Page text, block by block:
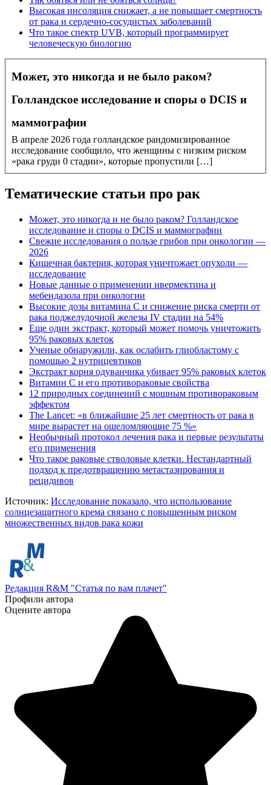
Высокая инсоляция снижает, а не повышает смертность
от рака и сердечно-сосудистых заболеваний
Что такое спектр UVB, который программирует
человеческую биологию
Может, это никогда и не было раком?
Голландское исследование и споры о DCIS и
маммографии
В апреле 2026 года голландское рандомизированное
исследование сообщило, что женщины с низким риском
«рака груди 0 стадии», которые пропустили […]
Тематические статьи про рак
Может, это никогда и не было раком? Голландское
исследование и споры о DCIS и маммографии
Свежие исследования о пользе грибов при онкологии —
2026
Кишечная бактерия, которая уничтожает опухоли —
исследование
Новые данные о применении ивермектина и
мебендазола при онкологии
Высокие дозы витамина C и снижение риска смерти от
рака поджелудочной железы IV стадии на 54%
Еще один экстракт, который может помочь уничтожить
95% раковых клеток
Ученые обнаружили, как ослабить глиобластому с
помощью 2 нутрицевтиков
Экстракт корня одуванчика убивает 95% раковых клеток
Витамин C и его противораковые свойства
12 природных соединений с мощным противораковым
эффектом
The Lancet: «в ближайшие 25 лет смертность от рака в
мире вырастет на ошеломляющие 75 %»
Необычный протокол лечения рака и первые результаты
его применения
Что такое раковые стволовые клетки. Нестандартный
подход к предотвращению метастазирования и
рецидивов
Источник: Исследование показало, что использование
солнцезащитного крема связано с повышенным риском
множественных видов рака кожи
Редакция R&M "Статья по вам плачет"
Профили автора
Оцените автора